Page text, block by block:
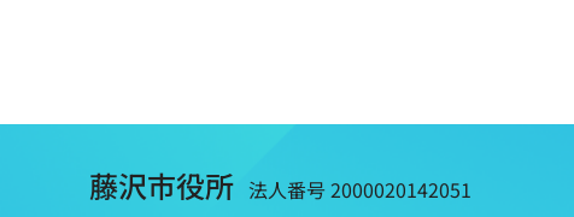
藤沢市役所 法人番号 2000020142051